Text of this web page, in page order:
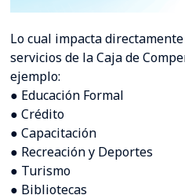
Lo cual impacta
servicios de la Caja de
ejemplo:
● Educación Formal
● Crédito
● Capacitación
● Recreación y Deportes
● Turismo
● Bibliotecas